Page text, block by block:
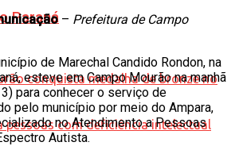
Paraná– Prefeitura de Campo
de Marechal Candido Rondon, na
esteve em Campo Mourão na manhã
para conhecer o serviço de
pelo município por meio do Ampara,
no Atendimento a Pessoas
Autista.